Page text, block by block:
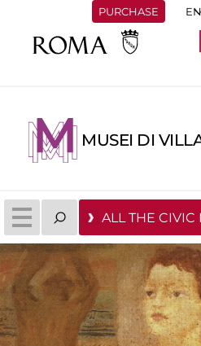
PURCHASE
MUSEI DI
ALL THE CIVIC